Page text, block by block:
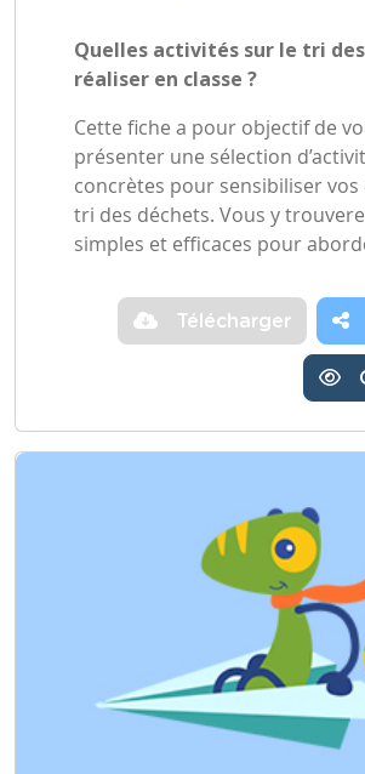
Quelles activités sur le tri
réaliser en classe ?
Cette fiche a pour objectif de
présenter une sélection
concrètes pour sensibiliser vos
tri des déchets. Vous y
simples et efficaces pour
Télécharger